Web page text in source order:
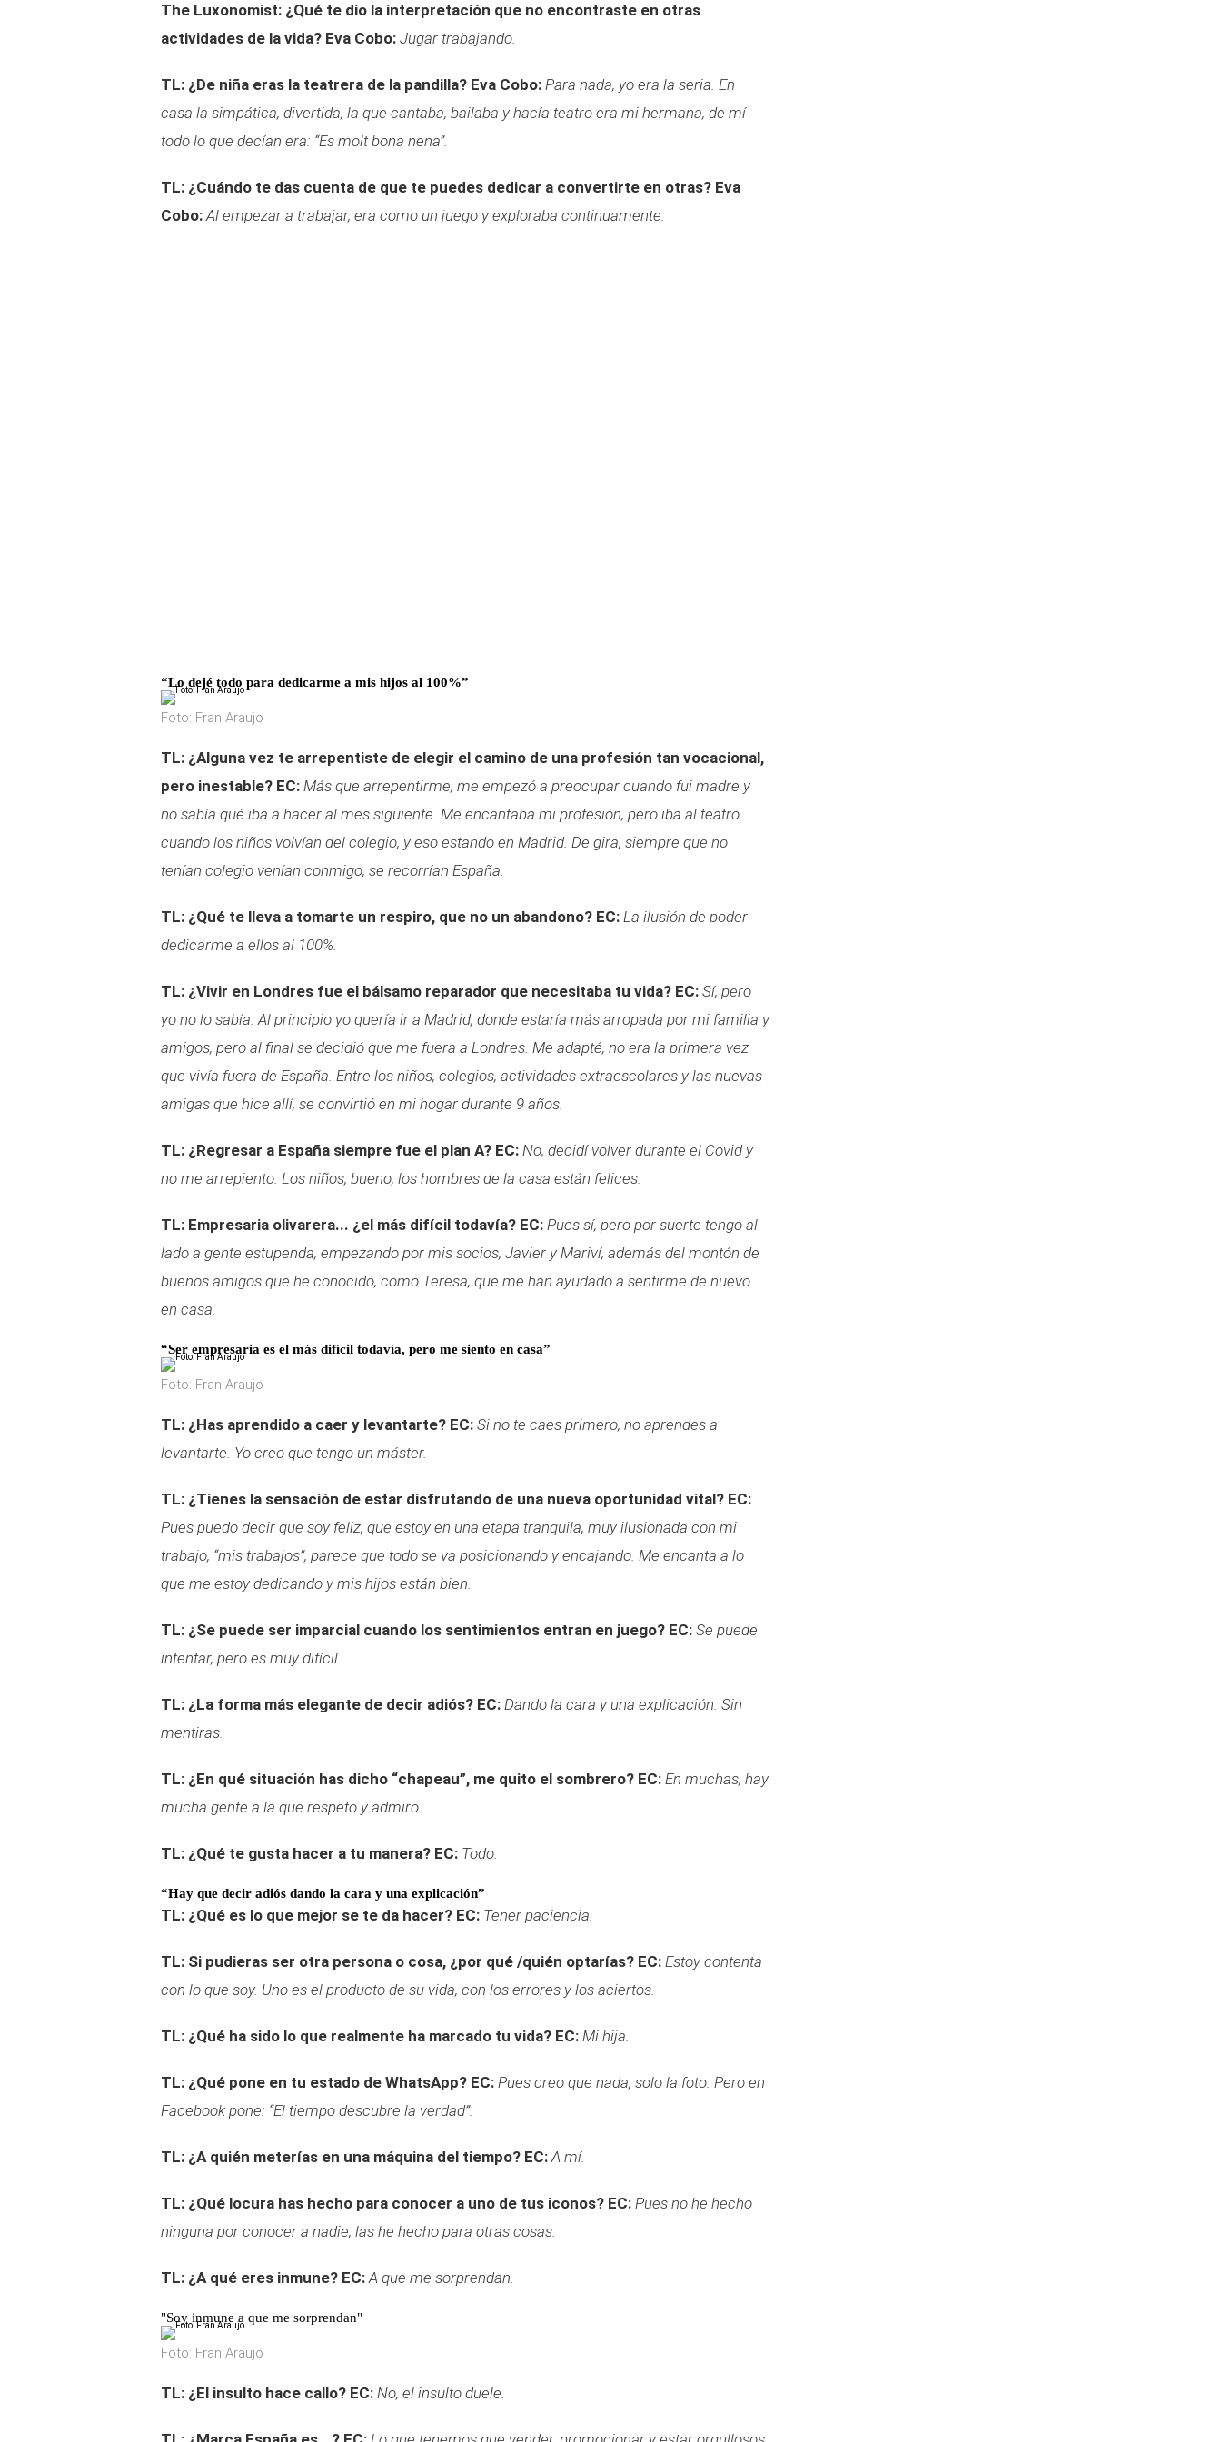
The Luxonomist: ¿Qué te dio la interpretación que no encontraste en otras
actividades de la vida? Eva Cobo: Jugar trabajando.
TL: ¿De niña eras la teatrera de la pandilla? Eva Cobo: Para nada, yo era la seria. En
casa la simpática, divertida, la que cantaba, bailaba y hacía teatro era mi hermana, de mí
todo lo que decían era: “Es molt bona nena”.
TL: ¿Cuándo te das cuenta de que te puedes dedicar a convertirte en otras? Eva
Cobo:Al empezar a trabajar, era como un juego y exploraba continuamente.
“Lo dejé todo para dedicarme a mis hijos al 100%”
Foto: Fran Araujo
TL: ¿Alguna vez te arrepentiste de elegir el camino de una profesión tan vocacional,
pero inestable? EC: Más que arrepentirme, me empezó a preocupar cuando fui madre y
no sabía qué iba a hacer al mes siguiente. Me encantaba mi profesión, pero iba al teatro
cuando los niños volvían del colegio, y eso estando en Madrid. De gira, siempre que no
tenían colegio venían conmigo, se recorrían España.
TL: ¿Qué te lleva a tomarte un respiro, que no un abandono? EC: La ilusión de poder
dedicarme a ellos al 100%.
TL: ¿Vivir en Londres fue el bálsamo reparador que necesitaba tu vida? EC: Sí, pero
yo no lo sabía. Al principio yo quería ir a Madrid, donde estaría más arropada por mi familia y
amigos, pero al final se decidió que me fuera a Londres. Me adapté, no era la primera vez
que vivía fuera de España. Entre los niños, colegios, actividades extraescolares y las nuevas
amigas que hice allí, se convirtió en mi hogar durante 9 años.
TL: ¿Regresar a España siempre fue el plan A? EC: No, decidí volver durante el Covid y
no me arrepiento. Los niños, bueno, los hombres de la casa están felices.
TL: Empresaria olivarera... ¿el más difícil todavía? EC: Pues sí, pero por suerte tengo al
lado a gente estupenda, empezando por mis socios, Javier y Mariví, además del montón de
buenos amigos que he conocido, como Teresa, que me han ayudado a sentirme de nuevo
en casa.
“Ser empresaria es el más difícil todavía, pero me siento en casa”
Foto: Fran Araujo
TL: ¿Has aprendido a caer y levantarte? EC: Si no te caes primero, no aprendes a
levantarte. Yo creo que tengo un máster.
TL: ¿Tienes la sensación de estar disfrutando de una nueva oportunidad vital? EC:
Pues puedo decir que soy feliz, que estoy en una etapa tranquila, muy ilusionada con mi
trabajo, “mis trabajos”, parece que todo se va posicionando y encajando. Me encanta a lo
que me estoy dedicando y mis hijos están bien.
TL: ¿Se puede ser imparcial cuando los sentimientos entran en juego? EC: Se puede
intentar, pero es muy difícil.
TL: ¿La forma más elegante de decir adiós? EC: Dando la cara y una explicación. Sin
mentiras.
TL: ¿En qué situación has dicho “chapeau”, me quito el sombrero? EC: En muchas, hay
mucha gente a la que respeto y admiro.
TL: ¿Qué te gusta hacer a tu manera? EC: Todo.
“Hay que decir adiós dando la cara y una explicación”
TL: ¿Qué es lo que mejor se te da hacer? EC: Tener paciencia.
TL: Si pudieras ser otra persona o cosa, ¿por qué /quién optarías? EC: Estoy contenta
con lo que soy. Uno es el producto de su vida, con los errores y los aciertos.
TL: ¿Qué ha sido lo que realmente ha marcado tu vida? EC: Mi hija.
TL: ¿Qué pone en tu estado de WhatsApp? EC: Pues creo que nada, solo la foto. Pero en
Facebook pone: “El tiempo descubre la verdad”.
TL: ¿A quién meterías en una máquina del tiempo? EC:A mí.
TL: ¿Qué locura has hecho para conocer a uno de tus iconos? EC: Pues no he hecho
ninguna por conocer a nadie, las he hecho para otras cosas.
TL: ¿A qué eres inmune? EC:A que me sorprendan.
"Soy inmune a que me sorprendan"
Foto: Fran Araujo
TL: ¿El insulto hace callo? EC: No, el insulto duele.